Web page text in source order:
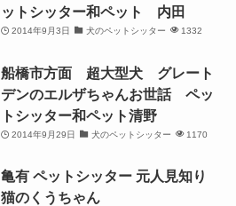
ットシッター和ペット 内田
2014年9月3日 犬のペットシッター 1332
船橋市方面 超大型犬 グレート
デンのエルザちゃんお世話 ペッ
トシッター和ペット清野
2014年9月29日 犬のペットシッター 1170
亀有 ペットシッター 元人見知り
猫のくうちゃん